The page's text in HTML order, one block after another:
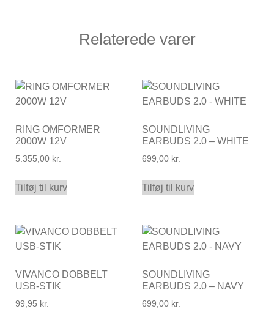
Relaterede varer
RING OMFORMER
2000W 12V
5.355,00 kr.
Tilføj til kurv
SOUNDLIVING
EARBUDS 2.0 – WHITE
699,00 kr.
Tilføj til kurv
VIVANCO DOBBELT
USB-STIK
99,95 kr.
SOUNDLIVING
EARBUDS 2.0 – NAVY
699,00 kr.